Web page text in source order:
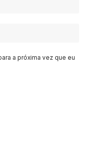
a próxima vez que eu